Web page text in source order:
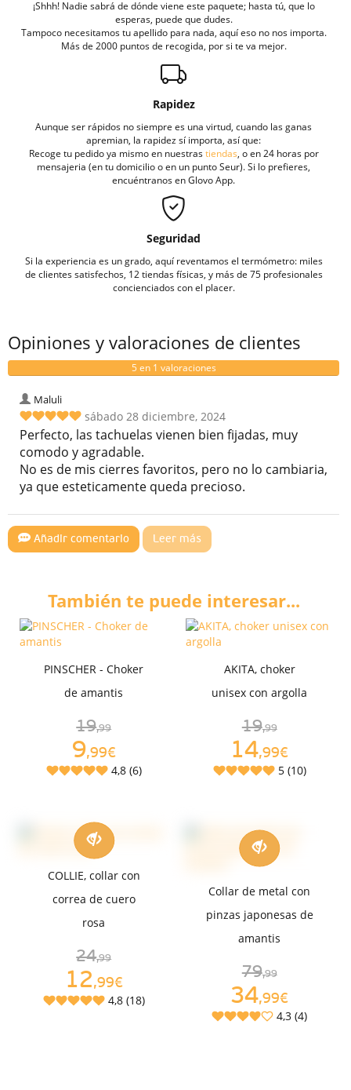
¡Shhh! Nadie sabrá de dónde viene este paquete; hasta tú, que lo
esperas, puede que dudes.
Tampoco necesitamos tu apellido para nada, aquí eso no nos importa.
Más de 2000 puntos de recogida, por si te va mejor.
Rapidez
Aunque ser rápidos no siempre es una virtud, cuando las ganas
apremian, la rapidez sí importa, así que:
Recoge tu pedido ya mismo en nuestrastiendas , o en 24 horas por
mensajeria (en tu domicilio o en un punto Seur). Si lo prefieres,
encuéntranos en Glovo App.
Seguridad
Si la experiencia es un grado, aquí reventamos el termómetro: miles
de clientes satisfechos, 12 tiendas físicas, y más de 75 profesionales
concienciados con el placer.
Opiniones y valoraciones de clientes
5 en 1 valoraciones
Maluli
sábado 28 diciembre, 2024
Perfecto, las tachuelas vienen bien fijadas, muy
comodo y agradable.
No es de mis cierres favoritos, pero no lo cambiaria,
ya que esteticamente queda precioso.
Añadir comentario Leer más
También te puede interesar...
PINSCHER - Choker
de amantis
19,99
9,99€
4,8 (6)
AKITA, choker
unisex con argolla
19,99
14,99€
5 (10)
COLLIE, collar con
correa de cuero
rosa
24,99
12,99€
4,8 (18)
Collar de metal con
pinzas japonesas de
amantis
79,99
34,99€
4,3 (4)